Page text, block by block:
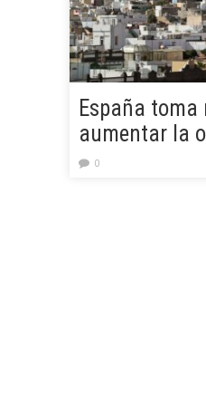
España
aumentar la
precios
0